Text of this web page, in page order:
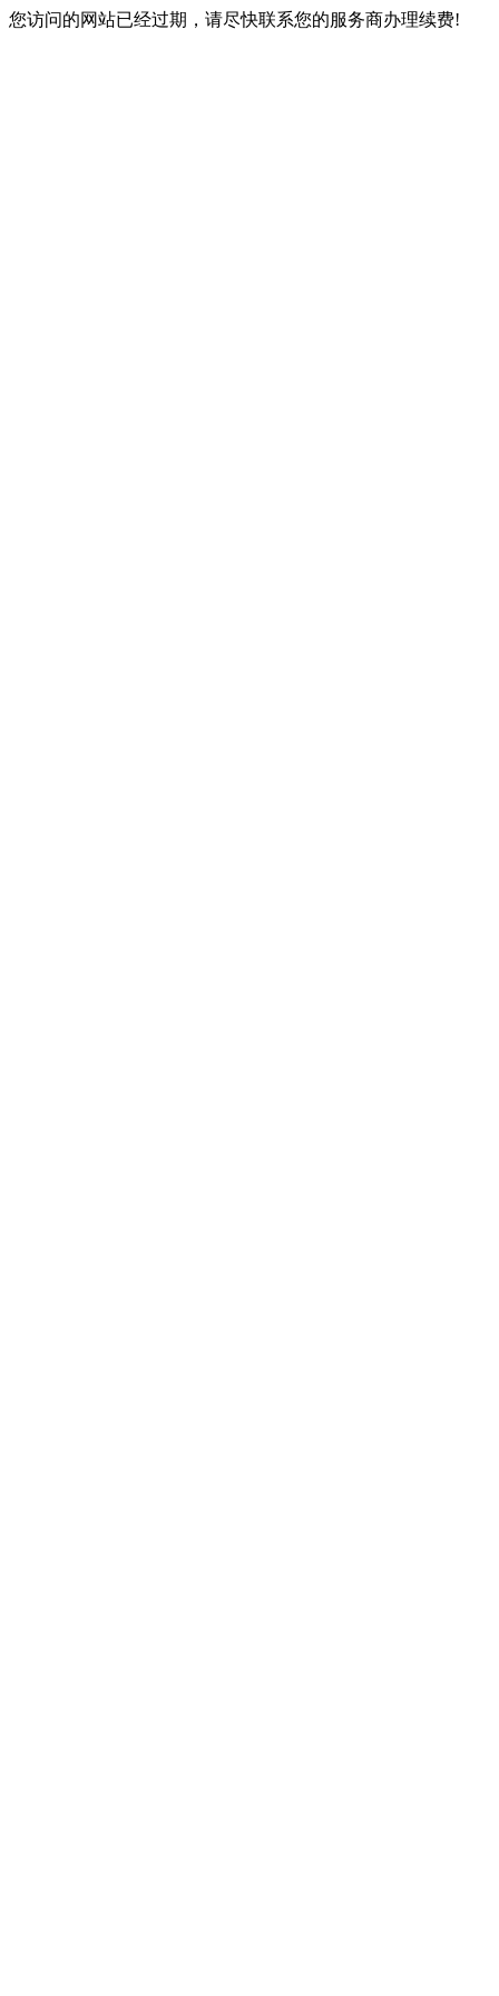
您访问的网站已经过期，请尽快联系您的服务商办理续费!